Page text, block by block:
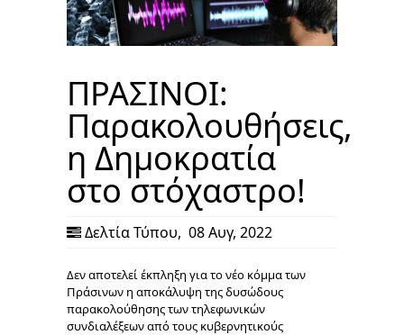
ΠΡΑΣΙΝΟΙ:
Παρακολουθήσεις,
η Δημοκρατία
στο στόχαστρο!
Δελτία Τύπου, 08 Αυγ, 2022
Δεν αποτελεί έκπληξη για το νέο κόμμα των
Πράσινων η αποκάλυψη της δυσώδους
παρακολούθησης των τηλεφωνικών
συνδιαλέξεων από τους κυβερνητικούς